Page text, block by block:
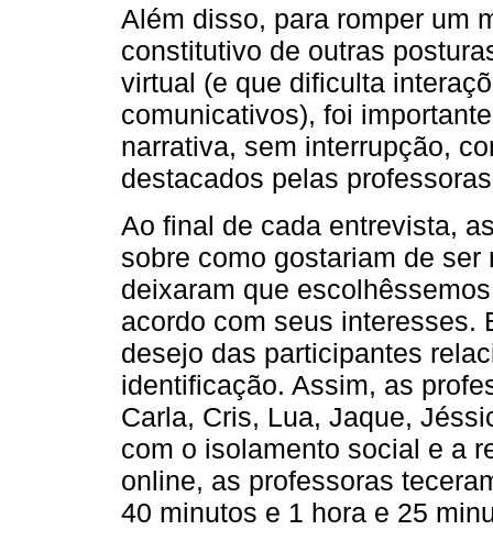
Além disso, para romper um
constitutivo de outras
virtual (e que dificulta
comunicativos), foi
narrativa, sem interrupção,
destacados pelas
Ao final de cada entrevista,
sobre como gostariam de
deixaram que
acordo com seus interesses.
desejo das participantes
identificação. Assim, as
Carla, Cris, Lua, Jaque,
com o isolamento social e a
online, as professoras
40 minutos e 1 hora e 25